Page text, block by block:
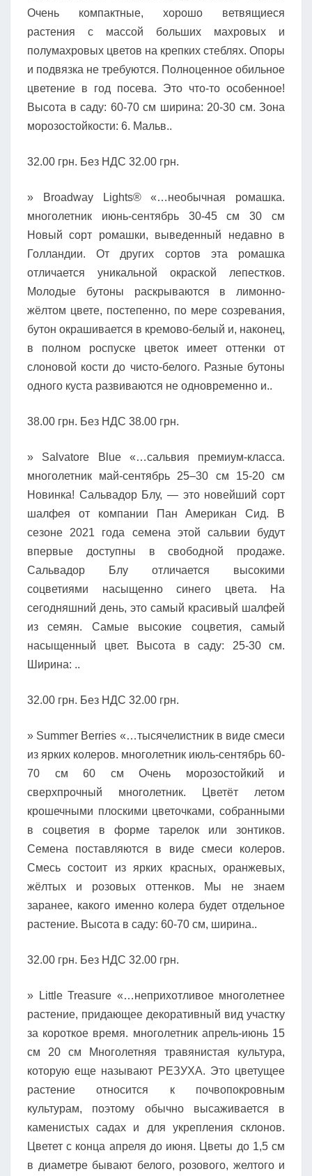
Очень компактные, хорошо ветвящиеся
растения с массой больших махровых и
полумахровых цветов на крепких стеблях. Опоры
и подвязка не требуются. Полноценное обильное
цветение в год посева. Это что-то особенное!
Высота в саду: 60-70 см ширина: 20-30 см. Зона
морозостойкости: 6. Мальв..
32.00 грн. Без НДС 32.00 грн.
» Broadway Lights® «…необычная ромашка.
многолетник июнь-сентябрь 30-45 см 30 см
Новый сорт ромашки, выведенный недавно в
Голландии. От других сортов эта ромашка
отличается уникальной окраской лепестков.
Молодые бутоны раскрываются в лимонно-
жёлтом цвете, постепенно, по мере созревания,
бутон окрашивается в кремово-белый и, наконец,
в полном роспуске цветок имеет оттенки от
слоновой кости до чисто-белого. Разные бутоны
одного куста развиваются не одновременно и..
38.00 грн. Без НДС 38.00 грн.
» Salvatore Blue «…сальвия премиум-класса.
многолетник май-сентябрь 25–30 см 15-20 см
Новинка! Сальвадор Блу, — это новейший сорт
шалфея от компании Пан Американ Сид. В
сезоне 2021 года семена этой сальвии будут
впервые доступны в свободной продаже.
Сальвадор Блу отличается высокими
соцветиями насыщенно синего цвета. На
сегодняшний день, это самый красивый шалфей
из семян. Самые высокие соцветия, самый
насыщенный цвет. Высота в саду: 25-30 см.
Ширина: ..
32.00 грн. Без НДС 32.00 грн.
» Summer Berries «…тысячелистник в виде смеси
из ярких колеров. многолетник июль-сентябрь 60-
70 см 60 см Очень морозостойкий и
сверхпрочный многолетник. Цветёт летом
крошечными плоскими цветочками, собранными
в соцветия в форме тарелок или зонтиков.
Семена поставляются в виде смеси колеров.
Смесь состоит из ярких красных, оранжевых,
жёлтых и розовых оттенков. Мы не знаем
заранее, какого именно колера будет отдельное
растение. Высота в саду: 60-70 см, ширина..
32.00 грн. Без НДС 32.00 грн.
» Little Treasure «…неприхотливое многолетнее
растение, придающее декоративный вид участку
за короткое время. многолетник апрель-июнь 15
см 20 см Многолетняя травянистая культура,
которую еще называют РЕЗУХА. Это цветущее
растение относится к почвопокровным
культурам, поэтому обычно высаживается в
каменистых садах и для укрепления склонов.
Цветет с конца апреля до июня. Цветы до 1,5 см
в диаметре бывают белого, розового, желтого и